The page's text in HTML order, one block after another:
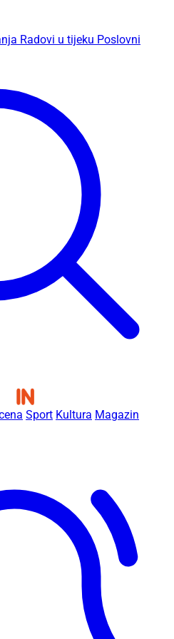
Radovi u tijeku Poslovni
Sport Kultura Magazin